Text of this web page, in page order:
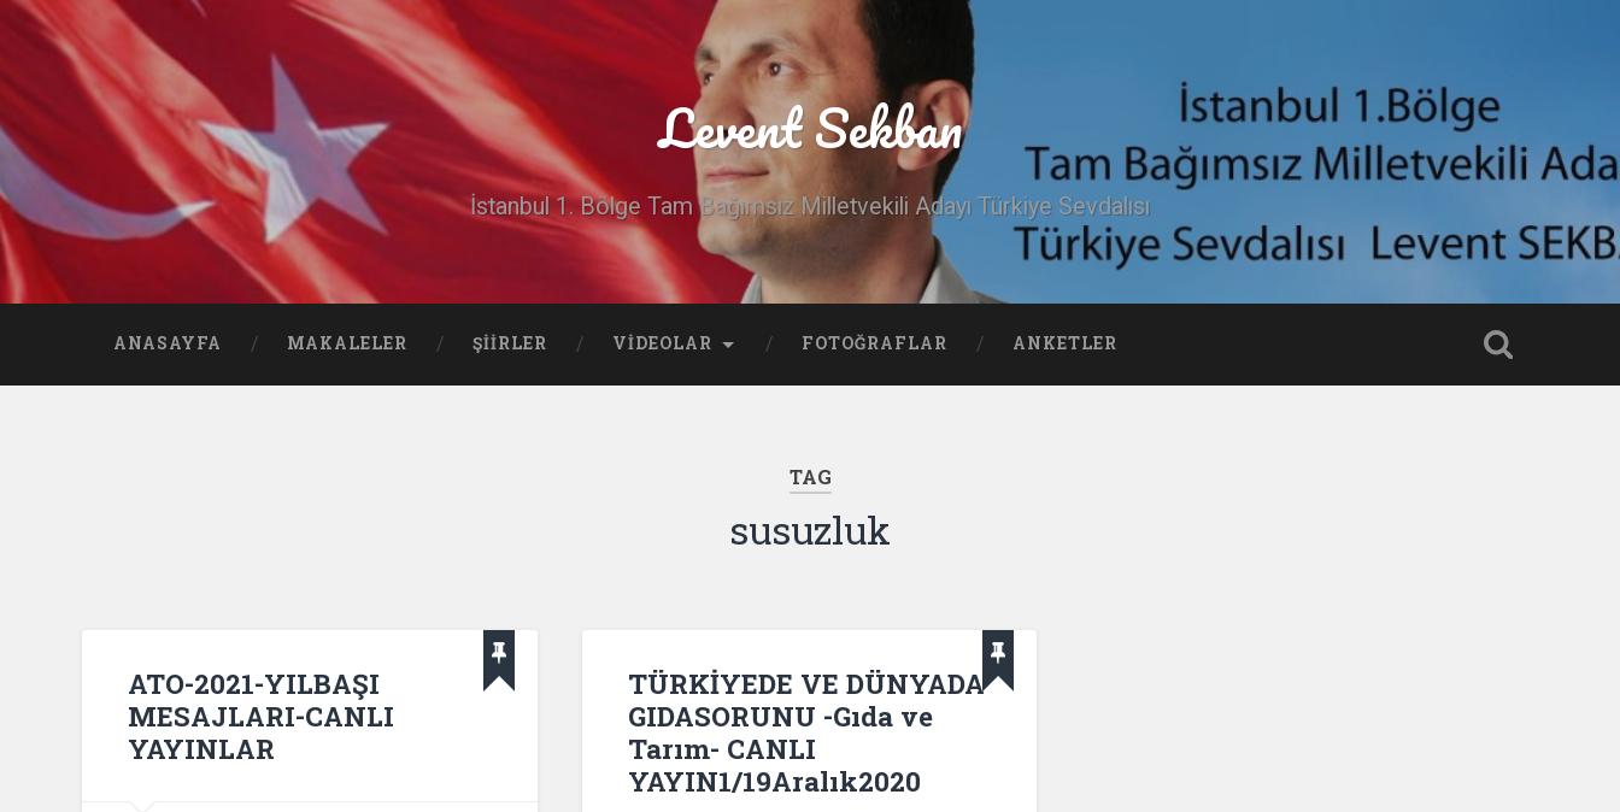
Levent Sekban
İstanbul 1. Bölge Tam Bağımsız Milletvekili Adayı Türkiye Sevdalısı
ANASAYFA MAKALELER ŞIIRLER VIDEOLAR FOTOĞRAFLAR ANKETLER
TAG
susuzluk
ATO-2021-YILBAŞI
MESAJLARI-CANLI
YAYINLAR
TÜRKİYEDE VE DÜNYADA
GIDASORUNU -Gıda ve
Tarım- CANLI
YAYIN1/19Aralık2020